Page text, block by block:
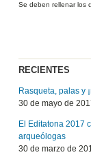
Se deben rellenar los
RECIENTES
Rasqueta, palas y
30 de mayo de
El Editatona 2017
arqueólogas
30 de marzo de